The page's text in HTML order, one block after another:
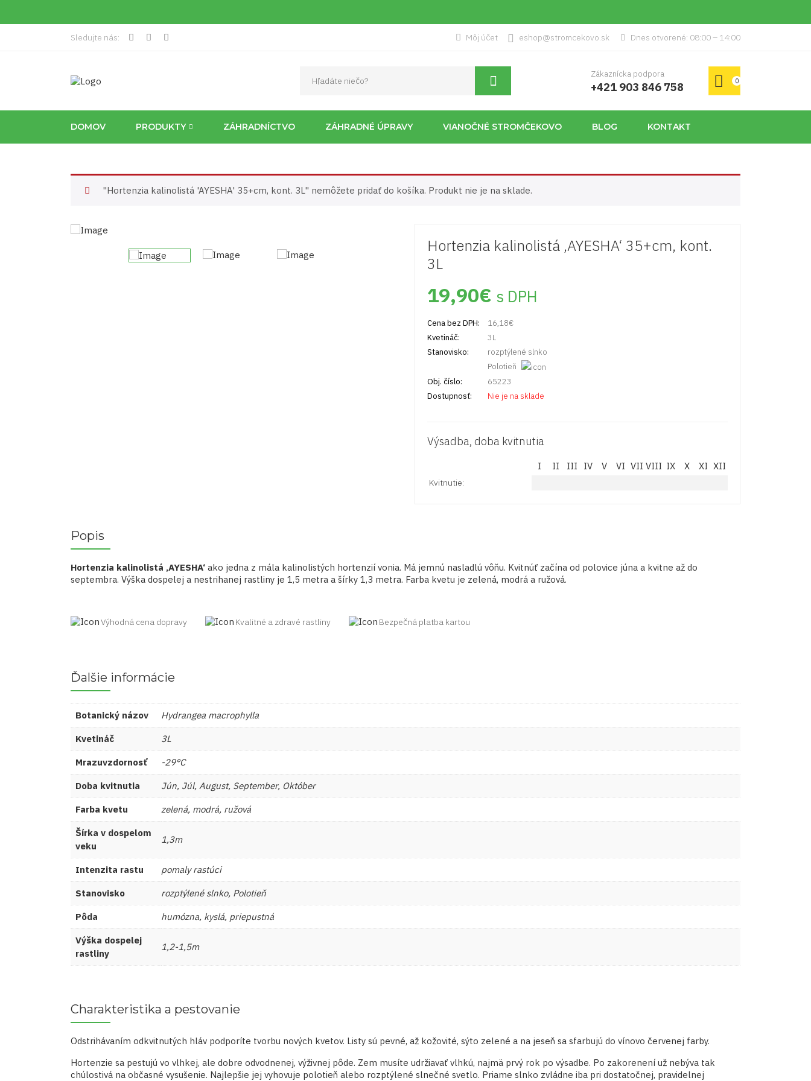
Sledujte nás: Môj účet eshop@stromcekovo.sk Dnes otvorené: 08:00 – 14:00
Zákaznícka podpora
+421 903 846 758 0
DOMOV PRODUKTY ZÁHRADNÍCTVO ZÁHRADNÉ ÚPRAVY VIANOČNÉ STROMČEKOVO BLOG KONTAKT
"Hortenzia kalinolistá 'AYESHA' 35+cm, kont. 3L" nemôžete pridať do košíka. Produkt nie je na sklade.
Hortenzia kalinolistá ‚AYESHA‘ 35+cm, kont.
3L
19,90€ s DPH
Cena bez DPH: 16,18€
Kvetináč:
3L
Stanovisko:
rozptýlené slnko
Polotieň
Obj. číslo:
65223
Dostupnosť:
Nie je na sklade
Výsadba, doba kvitnutia
I II III IV V VI VII VIII IX X XI XII
Kvitnutie:
Popis
Hortenzia kalinolistá ‚AYESHA‘ ako jedna z mála kalinolistých hortenzií vonia. Má jemnú nasladlú vôňu. Kvitnúť začína od polovice júna a kvitne až do
septembra. Výška dospelej a nestrihanej rastliny je 1,5 metra a šírky 1,3 metra. Farba kvetu je zelená, modrá a ružová.
Výhodná cena dopravy Kvalitné a zdravé rastliny Bezpečná platba kartou
Ďalšie informácie
Botanický názov Hydrangea macrophylla
Kvetináč 3L
Mrazuvzdornosť -29°C
Doba kvitnutia Jún, Júl, August, September, Október
Farba kvetu zelená, modrá, ružová
Šírka v dospelom
veku
1,3m
Intenzita rastu pomaly rastúci
Stanovisko rozptýlené slnko, Polotieň
Pôda humózna, kyslá, priepustná
Výška dospelej
rastliny
1,2-1,5m
Charakteristika a pestovanie
Odstrihávaním odkvitnutých hláv podporíte tvorbu nových kvetov. Listy sú pevné, až kožovité, sýto zelené a na jeseň sa sfarbujú do vínovo červenej farby.
Hortenzie sa pestujú vo vlhkej, ale dobre odvodnenej, výživnej pôde. Zem musíte udržiavať vlhkú, najmä prvý rok po výsadbe. Po zakorenení už nebýva tak
chúlostivá na občasné vysušenie. Najlepšie jej vyhovuje polotieň alebo rozptýlené slnečné svetlo. Priame slnko zvládne iba pri dostatočnej, pravidelnej